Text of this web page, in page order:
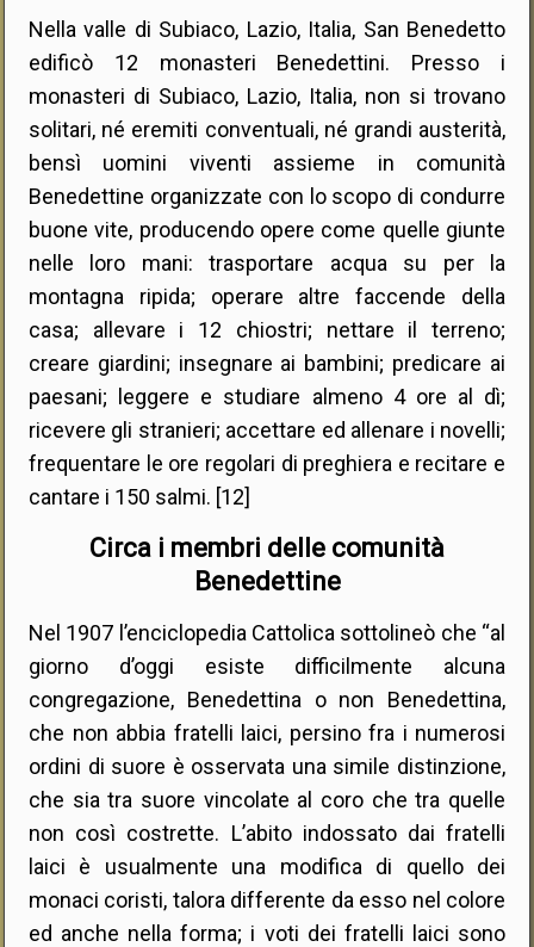
Nella valle di Subiaco, Lazio, Italia, San Benedetto
edificò 12 monasteri Benedettini. Presso i
monasteri di Subiaco, Lazio, Italia, non si trovano
solitari, né eremiti conventuali, né grandi austerità,
bensì uomini viventi assieme in comunità
Benedettine organizzate con lo scopo di condurre
buone vite, producendo opere come quelle giunte
nelle loro mani: trasportare acqua su per la
montagna ripida; operare altre faccende della
casa; allevare i 12 chiostri; nettare il terreno;
creare giardini; insegnare ai bambini; predicare ai
paesani; leggere e studiare almeno 4 ore al dì;
ricevere gli stranieri; accettare ed allenare i novelli;
frequentare le ore regolari di preghiera e recitare e
cantare i 150 salmi. [12]
Circa i membri delle comunità
Benedettine
Nel 1907 l’enciclopedia Cattolica sottolineò che “al
giorno d’oggi esiste difficilmente alcuna
congregazione, Benedettina o non Benedettina,
che non abbia fratelli laici, persino fra i numerosi
ordini di suore è osservata una simile distinzione,
che sia tra suore vincolate al coro che tra quelle
non così costrette. L’abito indossato dai fratelli
laici è usualmente una modifica di quello dei
monaci coristi, talora differente da esso nel colore
ed anche nella forma; i voti dei fratelli laici sono